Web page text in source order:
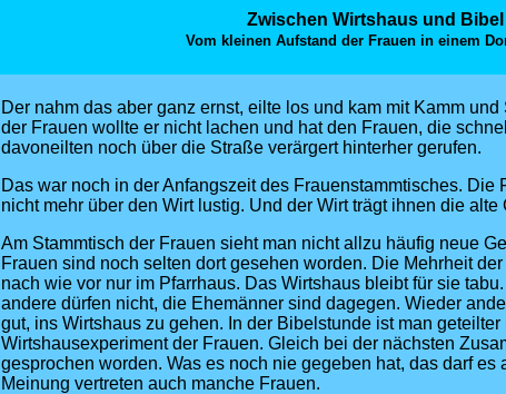
Zwischen Wirtshaus und Bibel
Vom kleinen Aufstand der Frauen in einem
Der nahm das aber ganz ernst, eilte los und kam mit Kamm
der Frauen wollte er nicht lachen und hat den Frauen, die
davoneilten noch über die Straße verärgert hinterher gerufen.
Das war noch in der Anfangszeit des Frauenstammtisches. Die
nicht mehr über den Wirt lustig. Und der Wirt trägt ihnen die alte
Am Stammtisch der Frauen sieht man nicht allzu häufig neue
Frauen sind noch selten dort gesehen worden. Die Mehrheit
nach wie vor nur im Pfarrhaus. Das Wirtshaus bleibt für sie
andere dürfen nicht, die Ehemänner sind dagegen. Wieder
gut, ins Wirtshaus zu gehen. In der Bibelstunde ist man
Wirtshausexperiment der Frauen. Gleich bei der nächsten
gesprochen worden. Was es noch nie gegeben hat, das darf es
Meinung vertreten auch manche Frauen.